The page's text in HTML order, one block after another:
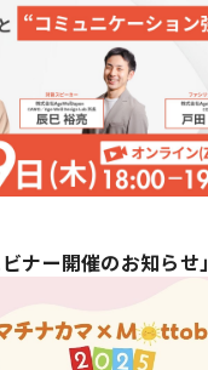
ナー開催のお知らせ」